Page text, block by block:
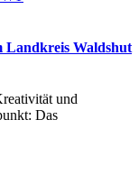
Landkreis Waldshut
und
Das